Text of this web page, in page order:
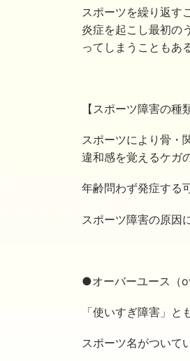
スポーツを繰り返す
炎症を起こし最初の
ってしまうこともあ
【スポーツ障害の種
スポーツにより骨・
違和感を覚えるケガ
年齢問わず発症する
スポーツ障害の原因
●オーバーユース（
「使いすぎ障害」と
スポーツ名がついて